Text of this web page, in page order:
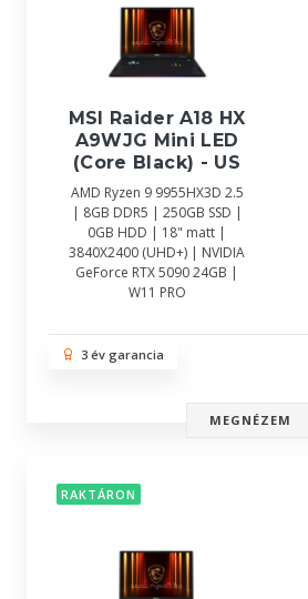
MSI Raider A18 HX
A9WJG Mini LED
(Core Black) - US
AMD Ryzen 9 9955HX3D 2.5
| 8GB DDR5 | 250GB SSD |
0GB HDD | 18" matt |
3840X2400 (UHD+) | NVIDIA
GeForce RTX 5090 24GB |
W11 PRO
3 év garancia
MEGNÉZEM
RAKTÁRON